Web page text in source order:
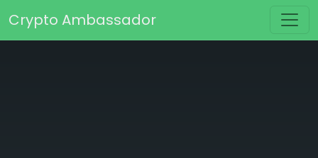
Main Navigation
Crypto Ambassador